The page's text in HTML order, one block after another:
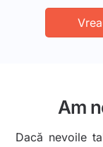
Am
Dacă nevoile